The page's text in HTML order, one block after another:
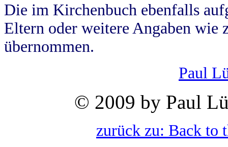
Die im Kirchenbuch ebenfalls
Eltern oder weitere Angaben wie
übernommen.
Paul
© 2009 by Paul
zurück zu: Back to